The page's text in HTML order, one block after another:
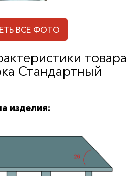
ВСЕ ФОТО
товара
Стандартный
изделия: